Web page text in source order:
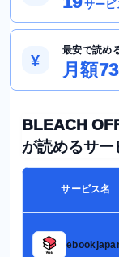
サービ
¥
最安で読め
月額
BLEACH
が読めるサー
サービス名